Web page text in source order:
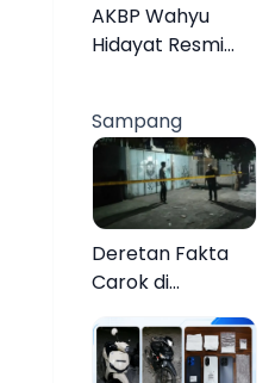
Organisasi
AKBP Wahyu
Hidayat Resmi
Disambut Tradisi
Gerbang Pora
Sampang
Deretan Fakta
Carok di
60 Tahun Duel
Melawan 2 Pria